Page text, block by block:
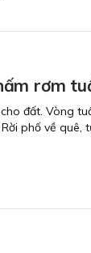
rơm
đất. Vòng
phố về